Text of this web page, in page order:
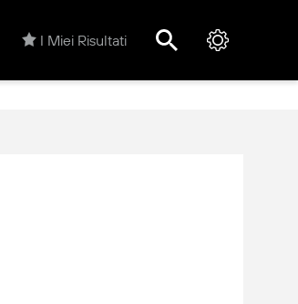
I Miei Risultati